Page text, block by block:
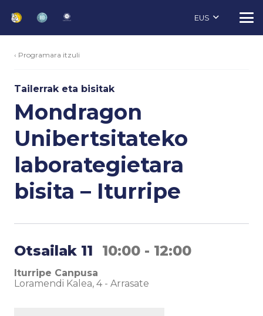
EUS
‹ Programara itzuli
Tailerrak eta bisitak
Mondragon
Unibertsitateko
laborategietara
bisita – Iturripe
Otsailak 11 10:00 - 12:00
Iturripe Canpusa
Loramendi Kalea, 4- Arrasate